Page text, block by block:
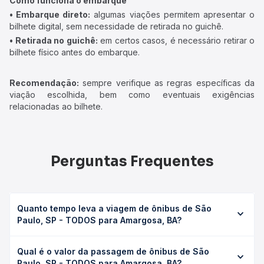
• Embarque direto: algumas viações permitem apresentar o
bilhete digital, sem necessidade de retirada no guichê.
• Retirada no guichê: em certos casos, é necessário retirar o
bilhete físico antes do embarque.
Recomendação: sempre verifique as regras específicas da
viação escolhida, bem como eventuais exigências
relacionadas ao bilhete.
Perguntas Frequentes
Quanto tempo leva a viagem de ônibus de São
Paulo, SP - TODOS para Amargosa, BA?
Amargosa, BA leva em média 33h 55min, podendo variar
Qual é o valor da passagem de ônibus de São